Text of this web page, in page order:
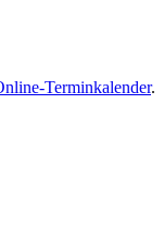
Terminkalender.